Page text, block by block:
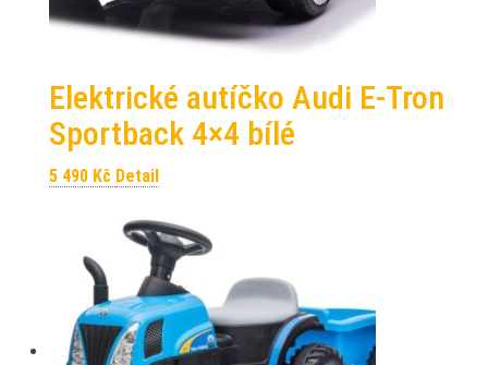
Elektrické autíčko Audi E-Tron
Sportback 4×4 bílé
5 490 Kč Detail